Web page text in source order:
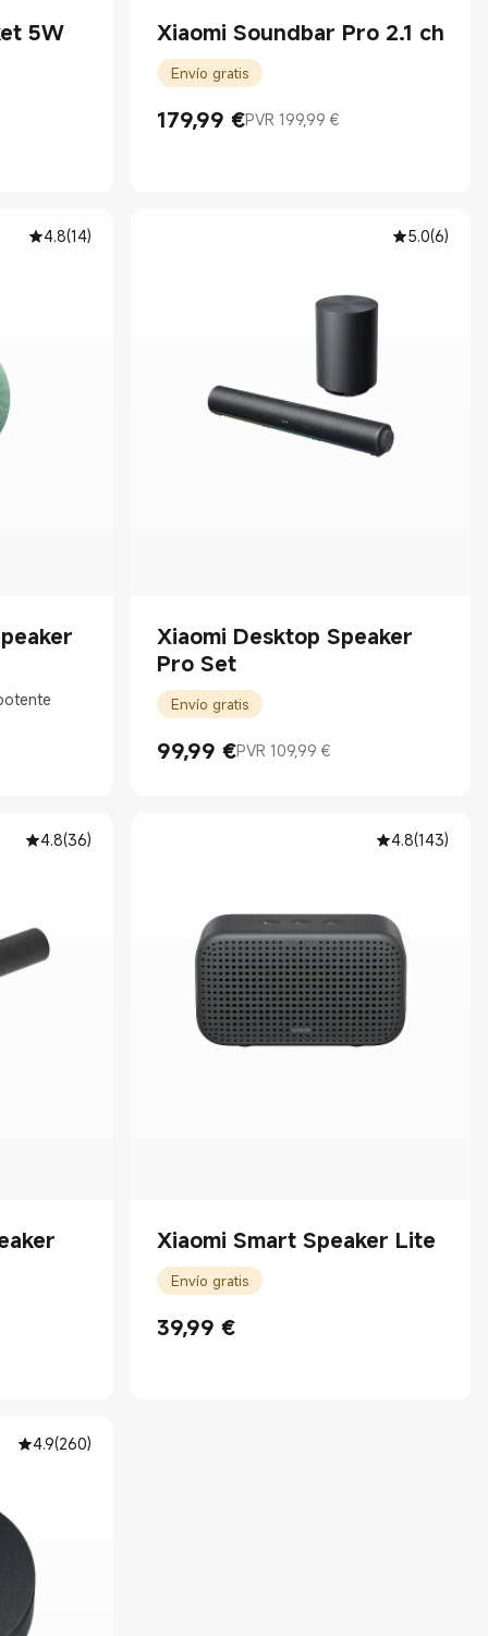
5W Xiaomi Soundbar Pro 2.1 ch
Envío gratis
179,99 €
Current Price €179.99
PVR 199,99 €
Precio de mercado 199,99 €
4.8(14) 5.0(6)
Xiaomi Desktop Speaker
Pro Set
Envío gratis
99,99 €
Current Price €99.99
PVR 109,99 €
Precio de mercado 109,99 €
4.8(36) 4.8(143)
Xiaomi Smart Speaker Lite
Envío gratis
39,99 €
Current Price €39.99
4.9(260)